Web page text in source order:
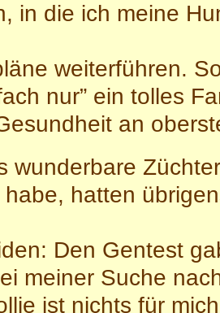
in die ich meine
weiterführen.
nur” ein tolles
an
wunderbare
habe, hatten
Den Gentest
meiner Suche
ist nichts für